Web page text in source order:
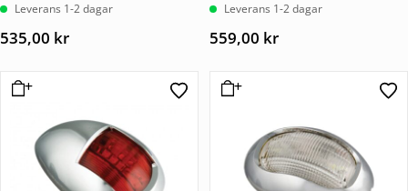
Leverans 1-2 dagar
535,00 kr
Leverans 1-2 dagar
559,00 kr